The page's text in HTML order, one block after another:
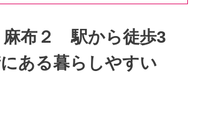
麻布２ 駅から徒歩3
ある暮らしやすい